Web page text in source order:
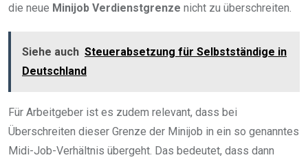
die neue Minijob Verdienstgrenze nicht zu überschreiten.
Siehe auch Steuerabsetzung für Selbstständige in
Deutschland
Für Arbeitgeber ist es zudem relevant, dass bei
Überschreiten dieser Grenze der Minijob in ein so genanntes
Midi-Job-Verhältnis übergeht. Das bedeutet, dass dann